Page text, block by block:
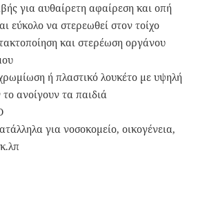
για αυθαίρετη αφαίρεση και οπή
εύκολο να στερεωθεί στον τοίχο
και στερέωση οργάνου
ή πλαστικό λουκέτο με υψηλή
ανοίγουν τα παιδιά
για νοσοκομείο, οικογένεια,